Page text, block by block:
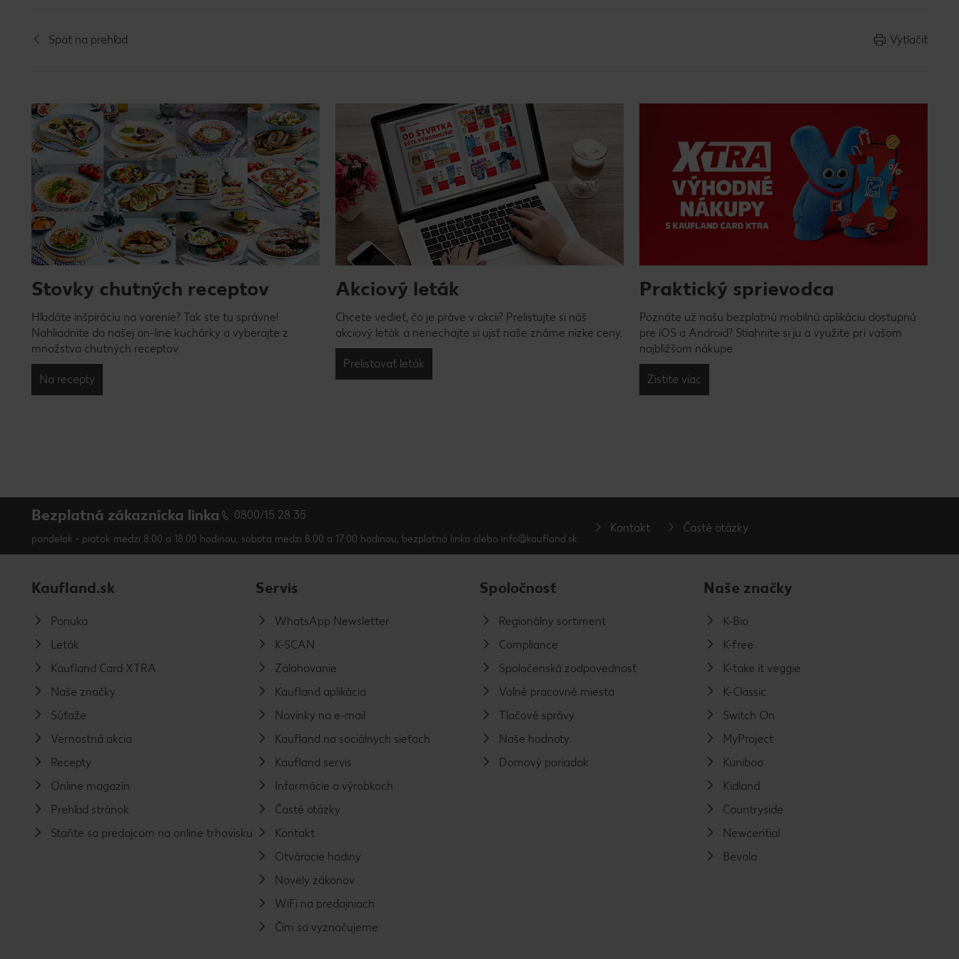
Späť na prehľad Vytlačiť
Stovky chutných receptov
Hľadáte inšpiráciu na varenie? Tak ste tu správne!
Nahliadnite do našej on-line kuchárky a vyberajte z
množstva chutných receptov.
Na recepty
Akciový leták
Chcete vedieť, čo je práve v akcii? Prelistujte si náš
akciový leták a nenechajte si ujsť naše známe nízke ceny.
Prelistovať leták
Praktický sprievodca
Poznáte už našu bezplatnú mobilnú aplikáciu dostupnú
pre iOS a Android? Stiahnite si ju a využite pri vašom
najbližšom nákupe.
Zistite viac
Bezplatná zákaznícka linka 0800/15 28 35
pondelok - piatok medzi 8:00 a 18:00 hodinou, sobota medzi 8:00 a 17:00 hodinou, bezplatná linka alebo info@kaufland.sk
Kontakt Časté otázky
Kaufland.sk
Ponuka
Leták
Kaufland Card XTRA
Naše značky
Súťaže
Vernostná akcia
Recepty
Online magazín
Prehľad stránok
Staňte sa predajcom na online trhovisku
Servis
WhatsApp Newsletter
K-SCAN
Zálohovanie
Kaufland aplikácia
Novinky na e-mail
Kaufland na sociálnych sieťach
Kaufland servis
Informácie o výrobkoch
Časté otázky
Kontakt
Otváracie hodiny
Novely zákonov
WiFi na predajniach
Čím sa vyznačujeme
Spoločnosť
Regionálny sortiment
Compliance
Spoločenská zodpovednosť
Voľné pracovné miesta
Tlačové správy
Naše hodnoty
Domový poriadok
Naše značky
K-Bio
K-free
K-take it veggie
K-Classic
Switch On
MyProject
Kuniboo
Kidland
Countryside
Newcential
Bevola